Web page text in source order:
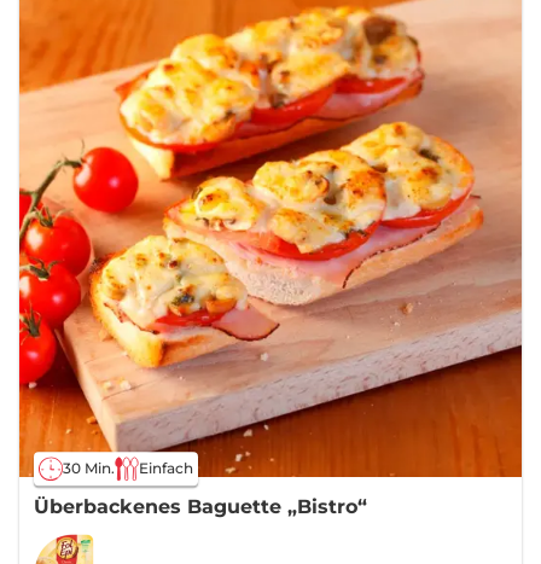
30 Min. Einfach
Überbackenes Baguette „Bistro“